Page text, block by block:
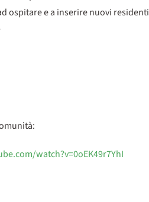
ospitare e a inserire nuovi residenti
watch?v=0oEK49r7YhI